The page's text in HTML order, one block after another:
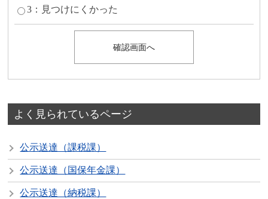
3：見つけにくかった
よく見られているページ
公示送達（課税課）
公示送達（国保年金課）
公示送達（納税課）